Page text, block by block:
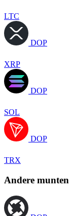
LTC
DOP
XRP
DOP
SOL
DOP
TRX
Andere